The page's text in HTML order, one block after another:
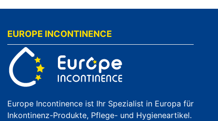
EUROPE INCONTINENCE
Europe Incontinence ist Ihr Spezialist in Europa für
Inkontinenz-Produkte, Pflege- und Hygieneartikel.